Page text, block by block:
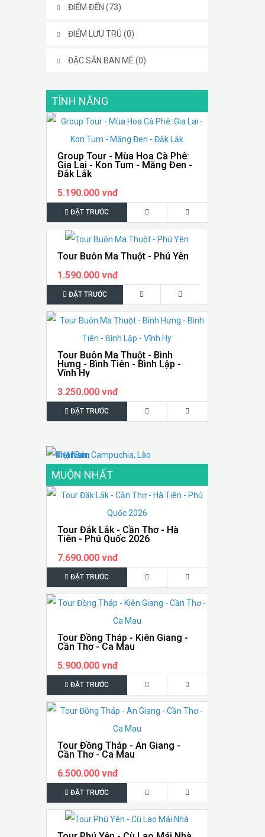
ĐIỂM ĐẾN (73)
ĐIỂM LƯU TRÚ (0)
ĐẶC SẢN BAN MÊ (0)
TÍNH NĂNG
Group Tour - Mùa Hoa Cà Phê:
Gia Lai - Kon Tum - Măng Đen -
Đắk Lắk
5.190.000 vnđ
ĐẶT TRƯỚC
Tour Buôn Ma Thuột - Phú Yên
1.590.000 vnđ
ĐẶT TRƯỚC
Tour Buôn Ma Thuột - Bình
Hưng - Bình Tiên - Bình Lập -
Vĩnh Hy
3.250.000 vnđ
ĐẶT TRƯỚC
MUỘN NHẤT
Tour Đắk Lắk - Cần Thơ - Hà
Tiên - Phú Quốc 2026
7.690.000 vnđ
ĐẶT TRƯỚC
Tour Đồng Tháp - Kiên Giang -
Cần Thơ - Ca Mau
5.900.000 vnđ
ĐẶT TRƯỚC
Tour Đồng Tháp - An Giang -
Cần Thơ - Ca Mau
6.500.000 vnđ
ĐẶT TRƯỚC